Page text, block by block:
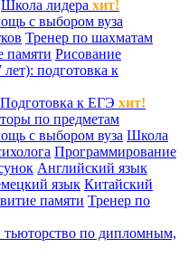
Школа лидера хит!
с выбором вуза
Тренер по шахматам
памяти Рисование
подготовка к
Подготовка к ЕГЭ хит!
по предметам
с выбором вуза Школа
Программирование
Английский язык
язык Китайский
памяти Тренер по
тьюторство по дипломным,